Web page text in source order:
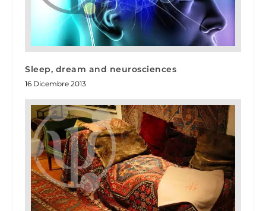
Sleep, dream and neurosciences
16 Dicembre 2013